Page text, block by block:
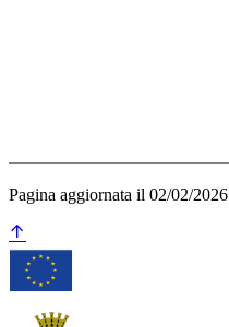
Pagina aggiornata il 02/02/2026